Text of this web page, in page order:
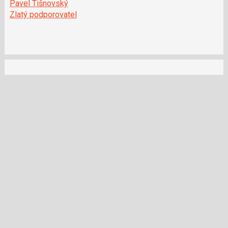
Pavel Tišnovský
Zlatý podporovatel